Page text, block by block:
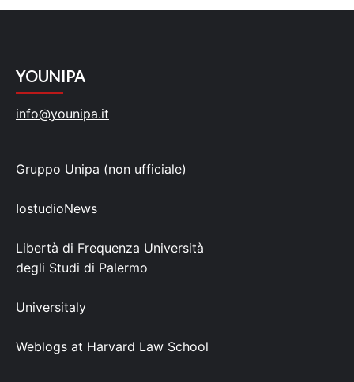
YOUNIPA
info@younipa.it
Gruppo Unipa (non ufficiale)
IostudioNews
Libertà di Frequenza Università
degli Studi di Palermo
Universitaly
Weblogs at Harvard Law School